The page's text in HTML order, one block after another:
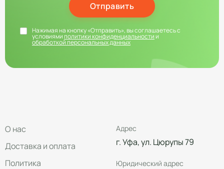
Отправить
Нажимая на кнопку «Отправить», вы соглашаетесь с
условиямиполитики конфиденциальностии
обработкой персональных данных
О нас
Доставка и оплата
Политика
Адрес
г. Уфа, ул. Цюрупы 79
Юридический адрес